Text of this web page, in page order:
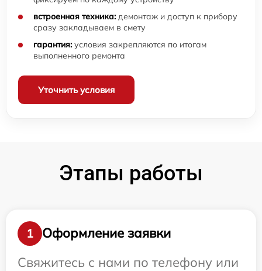
встроенная техника: демонтаж и доступ к прибору
сразу закладываем в смету
гарантия: условия закрепляются по итогам
выполненного ремонта
Уточнить условия
Этапы работы
1
Оформление заявки
Свяжитесь с нами по телефону или